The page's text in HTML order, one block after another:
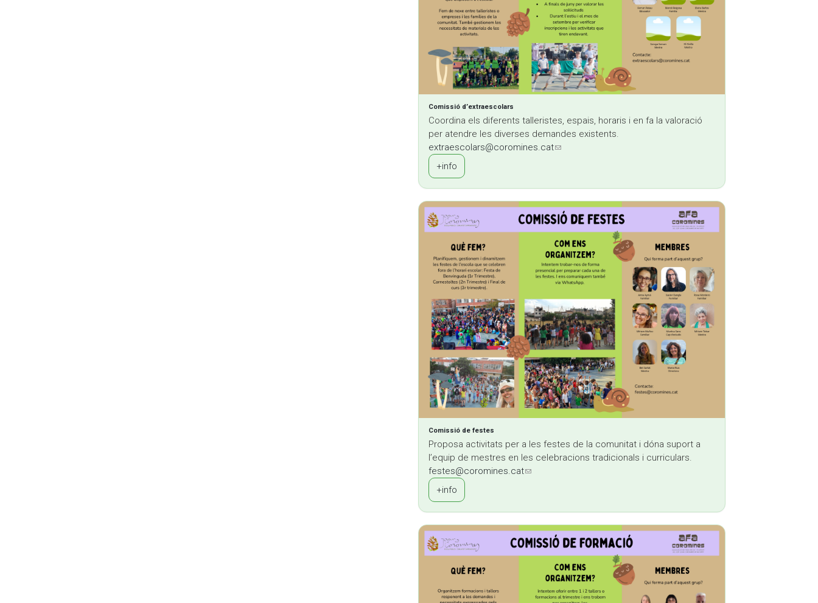
Comissió d’extraescolars
Coordina els diferents talleristes, espais, horaris i en fa la valoració
per atendre les diverses demandes existents.
extraescolars@coromines.cat(link sends e-mail)
+info
Comissió de festes
Proposa activitats per a les festes de la comunitat i dóna suport a
l’equip de mestres en les celebracions tradicionals i curriculars.
festes@coromines.cat(link sends e-mail)
+info